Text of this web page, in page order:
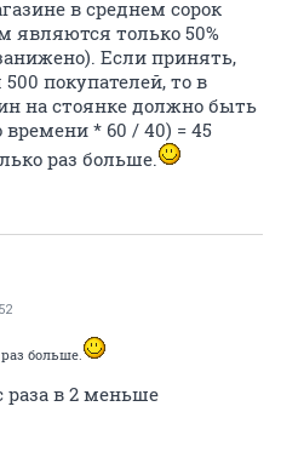
в среднем сорок
являются только 50%
Если принять,
покупателей, то в
на стоянке должно быть
времени * 60 / 40) = 45
раз больше.
больше.
раза в 2 меньше